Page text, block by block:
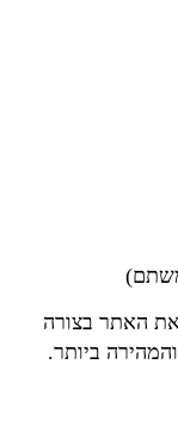
את האתר בצורה
ביותר.